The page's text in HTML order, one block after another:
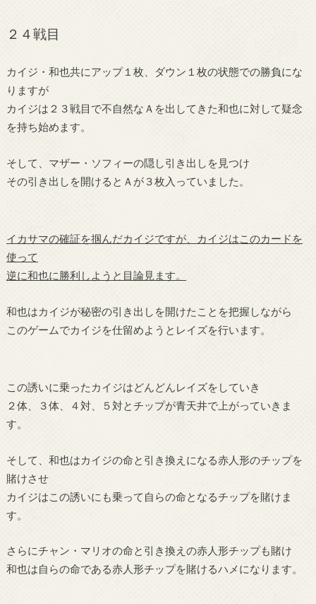
２４戦目
カイジ・和也共にアップ１枚、ダウン１枚の状態での勝負にな
りますが
カイジは２３戦目で不自然なＡを出してきた和也に対して疑念
を持ち始めます。
そして、マザー・ソフィーの隠し引き出しを見つけ
その引き出しを開けるとＡが３枚入っていました。
イカサマの確証を掴んだカイジですが、カイジはこのカードを
使って
逆に和也に勝利しようと目論見ます。
和也はカイジが秘密の引き出しを開けたことを把握しながら
このゲームでカイジを仕留めようとレイズを行います。
この誘いに乗ったカイジはどんどんレイズをしていき
２体、３体、４対、５対とチップが青天井で上がっていきま
す。
そして、和也はカイジの命と引き換えになる赤人形のチップを
賭けさせ
カイジはこの誘いにも乗って自らの命となるチップを賭けま
す。
さらにチャン・マリオの命と引き換えの赤人形チップも賭け
和也は自らの命である赤人形チップを賭けるハメになります。